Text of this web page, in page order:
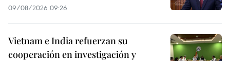
09/08/2026 09:26
Vietnam e India refuerzan su
cooperación en investigación y